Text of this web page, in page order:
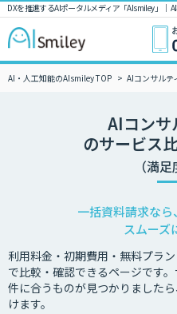
DXを推進するAIポータルメディア「AIsmiley」｜
AI・人工知能のAIsmiley TOP AIコンサルテ
AIコンサ
のサービス
（満
一括資料請求な
スムーズ
利用料金・初期費用・無料プラ
で比較・確認できるページです
件に合うものが見つかりました
けます。